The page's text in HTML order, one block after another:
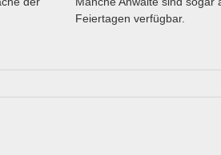
Feiertagen verfügbar.